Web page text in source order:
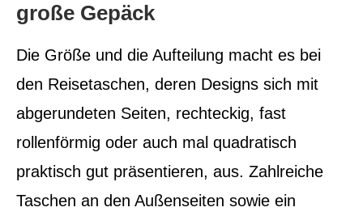
große Gepäck
Die Größe und die Aufteilung macht es bei
den Reisetaschen, deren Designs sich mit
abgerundeten Seiten, rechteckig, fast
rollenförmig oder auch mal quadratisch
praktisch gut präsentieren, aus. Zahlreiche
Taschen an den Außenseiten sowie ein